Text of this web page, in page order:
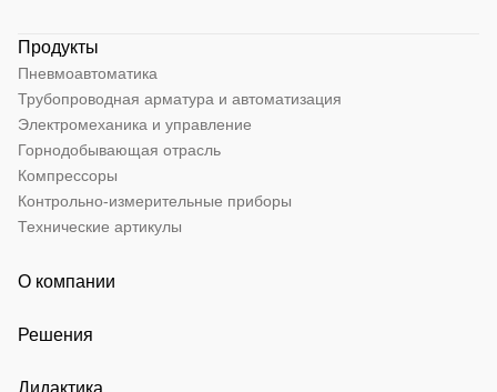
Продукты
Пневмоавтоматика
Трубопроводная арматура и автоматизация
Электромеханика и управление
Горнодобывающая отрасль
Компрессоры
Контрольно-измерительные приборы
Технические артикулы
О компании
Решения
Дидактика